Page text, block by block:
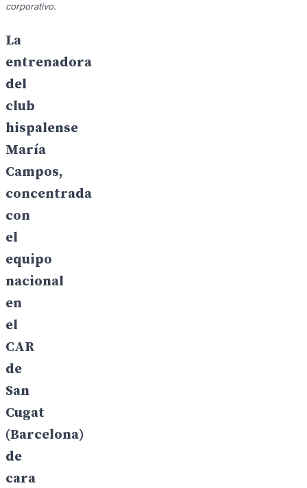
corporativo.
La
entrenadora
del
club
hispalense
María
Campos,
concentrada
con
el
equipo
nacional
en
el
CAR
de
San
Cugat
(Barcelona)
de
cara